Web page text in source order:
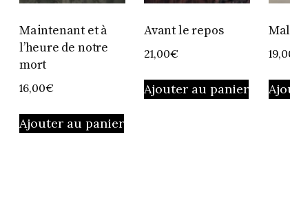
Maintenant et à
l’heure de notre
mort
16,00€
Ajouter au panier
Avant le repos
21,00€
Ajouter au panier